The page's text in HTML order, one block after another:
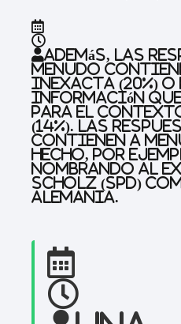
Además, las
menudo
inexacta (20%)
información
para el
(14%). Las
contienen a
hecho, por
nombrando al
Scholz (SPD)
Alemania.